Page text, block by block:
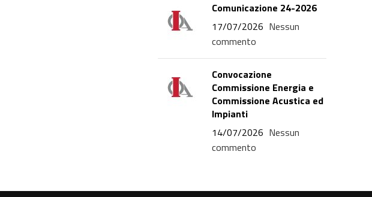
Comunicazione 24-2026
17/07/2026 Nessun
commento
Convocazione
Commissione Energia e
Commissione Acustica ed
Impianti
14/07/2026 Nessun
commento